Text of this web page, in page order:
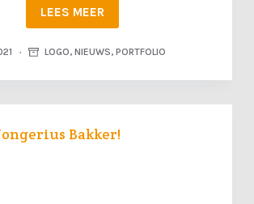
LEES MEER
LOGO, NIEUWS, PORTFOLIO
Bakker!